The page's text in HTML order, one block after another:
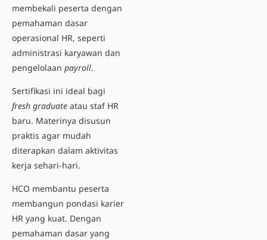
membekali peserta dengan
pemahaman dasar
operasional HR, seperti
administrasi karyawan dan
pengelolaan payroll.
Sertifikasi ini ideal bagi
fresh graduate atau staf HR
baru. Materinya disusun
praktis agar mudah
diterapkan dalam aktivitas
kerja sehari-hari.
HCO membantu peserta
membangun pondasi karier
HR yang kuat. Dengan
pemahaman dasar yang